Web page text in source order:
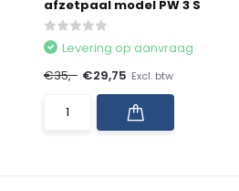
afzetpaal model PW 3 S
Levering op aanvraag
€35,- €29,75 Excl. btw